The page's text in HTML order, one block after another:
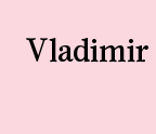
Vladimir